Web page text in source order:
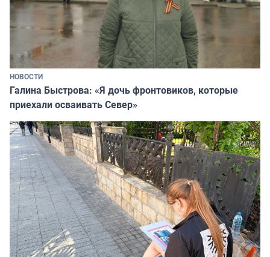
НОВОСТИ
Галина Быстрова: «Я дочь фронтовиков, которые
приехали осваивать Север»